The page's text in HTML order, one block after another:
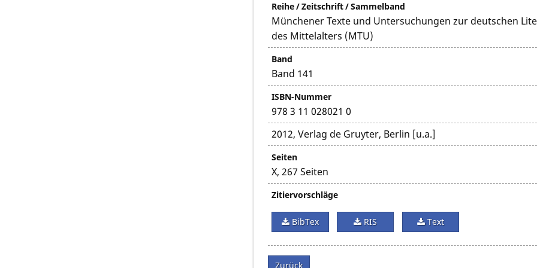
Reihe / Zeitschrift / Sammelband
Münchener Texte und Untersuchungen zur deutschen
des Mittelalters (MTU)
Band
Band 141
ISBN-Nummer
978 3 11 028021 0
2012, Verlag de Gruyter, Berlin [u.a.]
Seiten
X, 267 Seiten
Zitiervorschläge
BibTex RIS Text
Zurück